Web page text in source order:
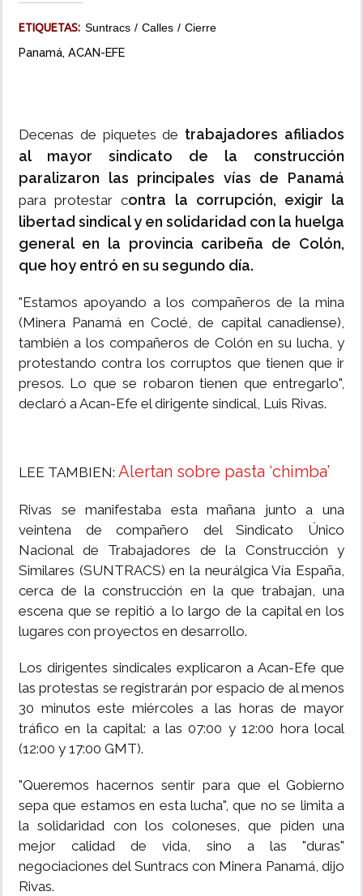
ETIQUETAS: Suntracs Calles Cierre
Panamá, ACAN-EFE
Decenas de piquetes de trabajadores afiliados
al mayor sindicato de la construcción
paralizaron las principales vías de Panamá
para protestar contra la corrupción, exigir la
libertad sindical y en solidaridad con la huelga
general en la provincia caribeña de Colón,
que hoy entró en su segundo día.
"Estamos apoyando a los compañeros de la mina
(Minera Panamá en Coclé, de capital canadiense),
también a los compañeros de Colón en su lucha, y
protestando contra los corruptos que tienen que ir
presos. Lo que se robaron tienen que entregarlo",
declaró a Acan-Efe el dirigente sindical, Luis Rivas.
LEE TAMBIEN: Alertan sobre pasta ‘chimba’
Rivas se manifestaba esta mañana junto a una
veintena de compañero del Sindicato Único
Nacional de Trabajadores de la Construcción y
Similares (SUNTRACS) en la neurálgica Vía España,
cerca de la construcción en la que trabajan, una
escena que se repitió a lo largo de la capital en los
lugares con proyectos en desarrollo.
Los dirigentes sindicales explicaron a Acan-Efe que
las protestas se registrarán por espacio de al menos
30 minutos este miércoles a las horas de mayor
tráfico en la capital: a las 07:00 y 12:00 hora local
(12:00 y 17:00 GMT).
"Queremos hacernos sentir para que el Gobierno
sepa que estamos en esta lucha", que no se limita a
la solidaridad con los coloneses, que piden una
mejor calidad de vida, sino a las "duras"
negociaciones del Suntracs con Minera Panamá, dijo
Rivas.